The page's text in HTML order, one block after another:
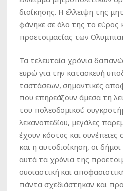
διοίκησης. Η έλλειψη της
φάνηκε σε όλο της το εύρος
προετοιμασίας των
Τα τελευταία χρόνια
ευρώ για την κατασκευή
ταστάσεων, σημαντικές
που επηρεάζουν άμεσα τη
του πολεοδομικού
λεκανοπεδίου, μεγάλες
έχουν κόστος και
και η αυτοδιοίκηση, οι
αυτά τα χρόνια της
ουσιαστική και
πάντα σχεδιάστηκαν και